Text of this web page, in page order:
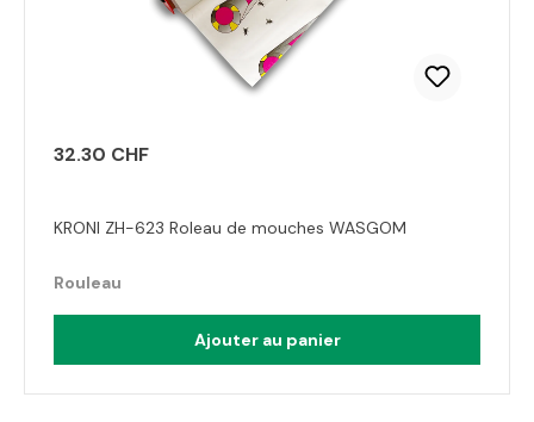
32.30 CHF
KRONI ZH-623 Roleau de mouches WASGOM
Rouleau
Ajouter au panier